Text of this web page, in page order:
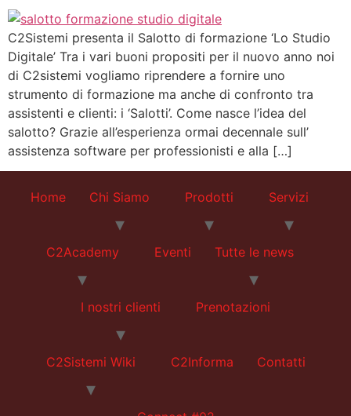
C2Sistemi presenta il Salotto di formazione ‘Lo Studio
Digitale’ Tra i vari buoni propositi per il nuovo anno noi
di C2sistemi vogliamo riprendere a fornire uno
strumento di formazione ma anche di confronto tra
assistenti e clienti: i ‘Salotti’. Come nasce l’idea del
salotto? Grazie all’esperienza ormai decennale sull’
assistenza software per professionisti e alla […]
Home Chi Siamo Prodotti Servizi
C2Academy Eventi Tutte le news
I nostri clienti Prenotazioni
C2Sistemi Wiki C2Informa Contatti